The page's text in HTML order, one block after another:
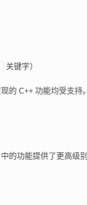
关键字）
的 C++ 功能均受支
的功能提供了更高级